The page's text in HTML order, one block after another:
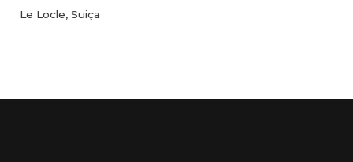
Le Locle, Suiça